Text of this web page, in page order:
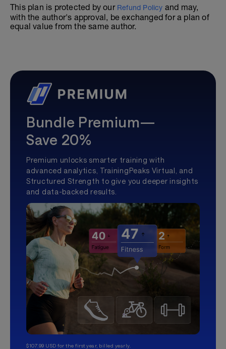
This plan is protected by our Refund Policy and may,
with the author's approval, be exchanged for a plan of
equal value from the same author.
Bundle Premium—
Save 20%
Premium unlocks smarter training with
advanced analytics, TrainingPeaks Virtual, and
Structured Strength to give you deeper insights
and data-backed results.
$107.99 USD for the first year, billed yearly.